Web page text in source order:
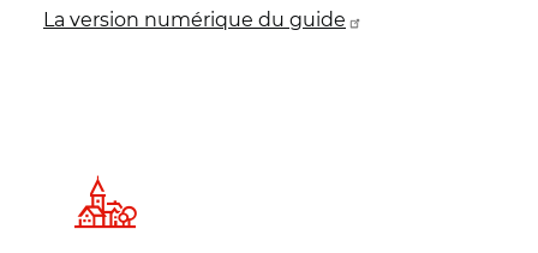
La version numérique du guide